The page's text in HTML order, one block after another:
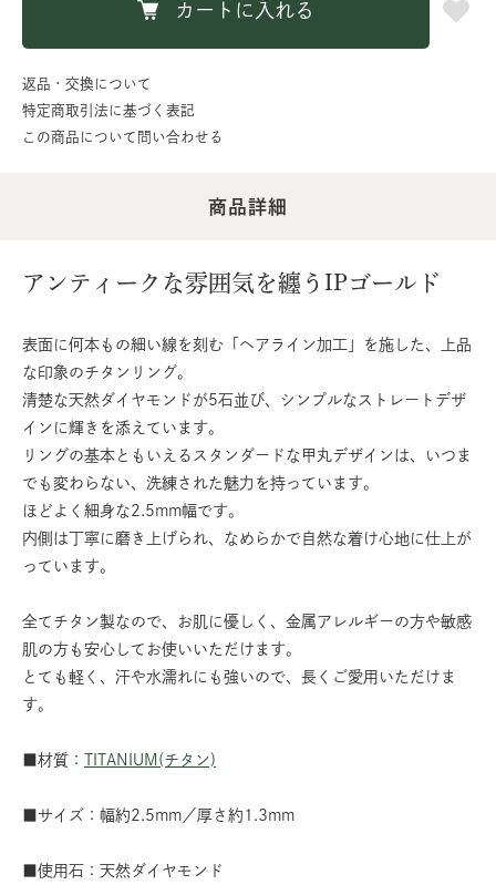
カートに入れる
返品・交換について
特定商取引法に基づく表記
この商品について問い合わせる
商品詳細
アンティークな雰囲気を纏うIPゴールド
表面に何本もの細い線を刻む「ヘアライン加工」を施した、上品
な印象のチタンリング。
清楚な天然ダイヤモンドが5石並び、シンプルなストレートデザ
インに輝きを添えています。
リングの基本ともいえるスタンダードな甲丸デザインは、いつま
でも変わらない、洗練された魅力を持っています。
ほどよく細身な2.5mm幅です。
内側は丁寧に磨き上げられ、なめらかで自然な着け心地に仕上が
っています。
全てチタン製なので、お肌に優しく、金属アレルギーの方や敏感
肌の方も安心してお使いいただけます。
とても軽く、汗や水濡れにも強いので、長くご愛用いただけま
す。
■材質： TITANIUM(チタン)
■サイズ：幅約2.5mm／厚さ約1.3mm
■使用石：天然ダイヤモンド